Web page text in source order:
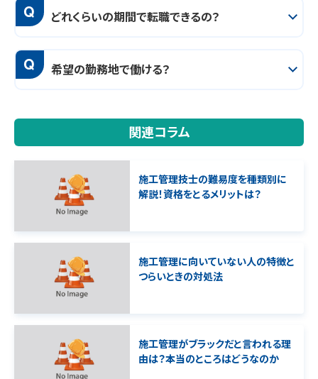
Q どれくらいの期間で転職できるの？
Q 希望の勤務地で働ける？
関連コラム
施工管理技士の難易度を種類別に
解説！資格をとるメリットは？
施工管理に向いていない人の特徴と
つらいときの対処法
施工管理がブラックだと言われる理
由は？本当のところはどうなのか